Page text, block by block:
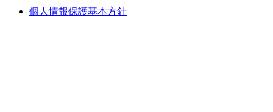
個人情報保護基本方針